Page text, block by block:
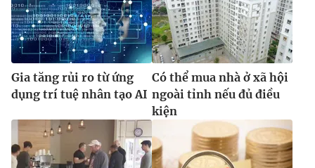
Gia tăng rủi ro từ ứng
dụng trí tuệ nhân tạo AI
Có thể mua nhà ở xã hội
ngoài tỉnh nếu đủ điều
kiện